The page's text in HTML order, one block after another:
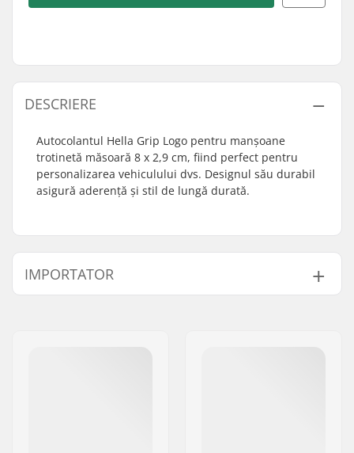
DESCRIERE
Autocolantul Hella Grip Logo pentru manșoane
trotinetă măsoară 8 x 2,9 cm, fiind perfect pentru
personalizarea vehiculului dvs. Designul său durabil
asigură aderență și stil de lungă durată.
IMPORTATOR